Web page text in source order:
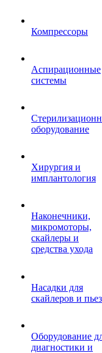
Компрессоры
Аспирационные
системы
оборудование
Хирургия и
имплантология
Наконечники,
микромоторы,
скайлеры и
средства ухода
Насадки для
скайлеров и
Оборудование
диагностики и